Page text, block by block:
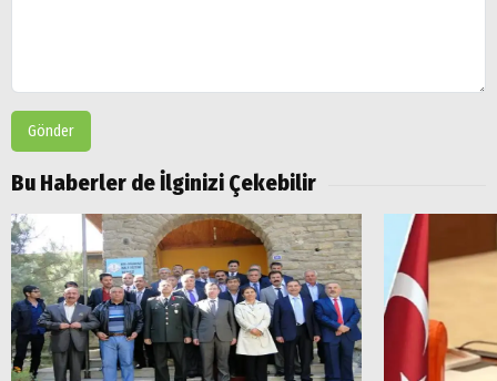
Gönder
Bu Haberler de İlginizi Çekebilir